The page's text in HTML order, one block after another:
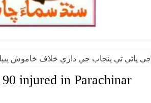
پاڻي تي پنجاب جي ڌاڙي خلاف خاموش
90 injured in Parachinar